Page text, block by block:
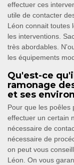
effectuer ces
utile de contacter
Léon connait toutes
les interventions.
très abordables.
les équipements
Qu'est-ce
ramonage
et ses
Pour que les poêles
effectuer un certain
nécessaire de
nécessaire de
on peut vous
Léon. On vous